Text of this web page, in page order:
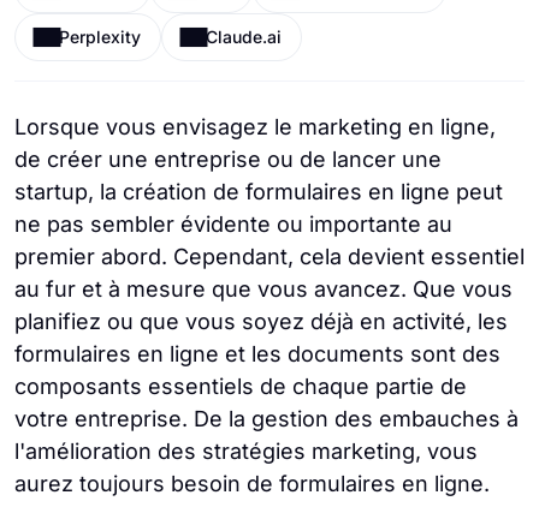
Perplexity Claude.ai
Lorsque vous envisagez le marketing en ligne,
de créer une entreprise ou de lancer une
startup, la création de formulaires en ligne peut
ne pas sembler évidente ou importante au
premier abord. Cependant, cela devient essentiel
au fur et à mesure que vous avancez. Que vous
planifiez ou que vous soyez déjà en activité, les
formulaires en ligne et les documents sont des
composants essentiels de chaque partie de
votre entreprise. De la gestion des embauches à
l'amélioration des stratégies marketing, vous
aurez toujours besoin de formulaires en ligne.